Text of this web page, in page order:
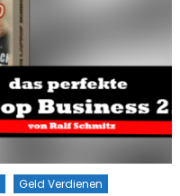
Geld Verdienen